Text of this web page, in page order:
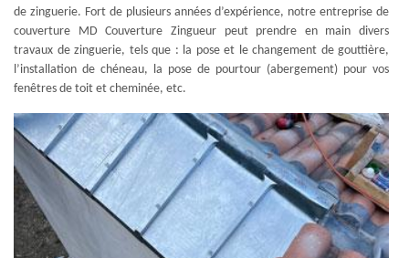
de zinguerie. Fort de plusieurs années d’expérience, notre entreprise de
couverture MD Couverture Zingueur peut prendre en main divers
travaux de zinguerie, tels que : la pose et le changement de gouttière,
l’installation de chéneau, la pose de pourtour (abergement) pour vos
fenêtres de toit et cheminée, etc.